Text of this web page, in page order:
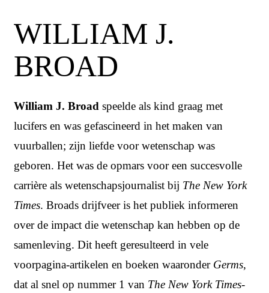
WILLIAM J.
BROAD
William J. Broad speelde als kind graag met
lucifers en was gefascineerd in het maken van
vuurballen; zijn liefde voor wetenschap was
geboren. Het was de opmars voor een succesvolle
carrière als wetenschapsjournalist bij The New York
Times. Broads drijfveer is het publiek informeren
over de impact die wetenschap kan hebben op de
samenleving. Dit heeft geresulteerd in vele
voorpagina-artikelen en boeken waaronder Germs,
dat al snel op nummer 1 van The New York Times-